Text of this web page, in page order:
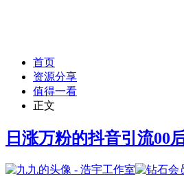
首页
资源分享
值得一看
正文
日涨万粉的抖音引流00